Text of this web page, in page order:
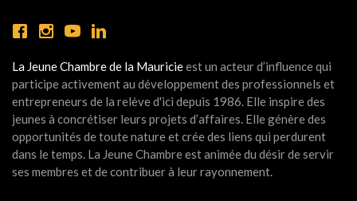
La Jeune Chambre de la Mauricieest un acteur d’influence qui
participe activement au développement des professionnels et
entrepreneurs de la relève d'ici depuis 1986. Elle inspire des
jeunes à concrétiser leurs projets d’affaires. Elle génère des
opportunités de toute nature et crée des liens qui perdurent
dans le temps. La Jeune Chambre est animée du désir de servir
ses membres et de contribuer à leur rayonnement.